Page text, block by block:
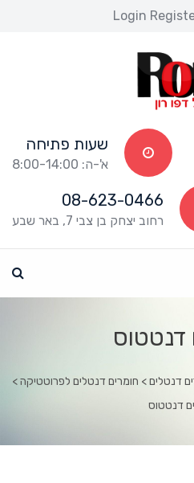
Login
שעות פתיחה
א'-ה: 8:00-14:00
08-623-0466
רחוב יצחק בן צבי 7, באר שבע
דנטטוס
דנטלים > חומרים דנטלים לפרוטטיקה >
דנטטוס